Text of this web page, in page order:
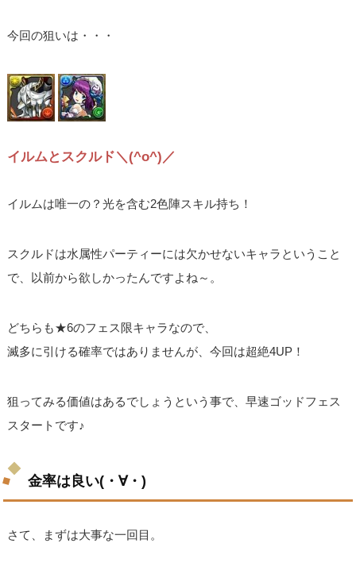
今回の狙いは・・・
イルムとスクルド＼(^o^)／
イルムは唯一の？光を含む2色陣スキル持ち！
スクルドは水属性パーティーには欠かせないキャラということ
で、以前から欲しかったんですよね～。
どちらも★6のフェス限キャラなので、
滅多に引ける確率ではありませんが、今回は超絶4UP！
狙ってみる価値はあるでしょうという事で、早速ゴッドフェス
スタートです♪
金率は良い(・∀・)
さて、まずは大事な一回目。